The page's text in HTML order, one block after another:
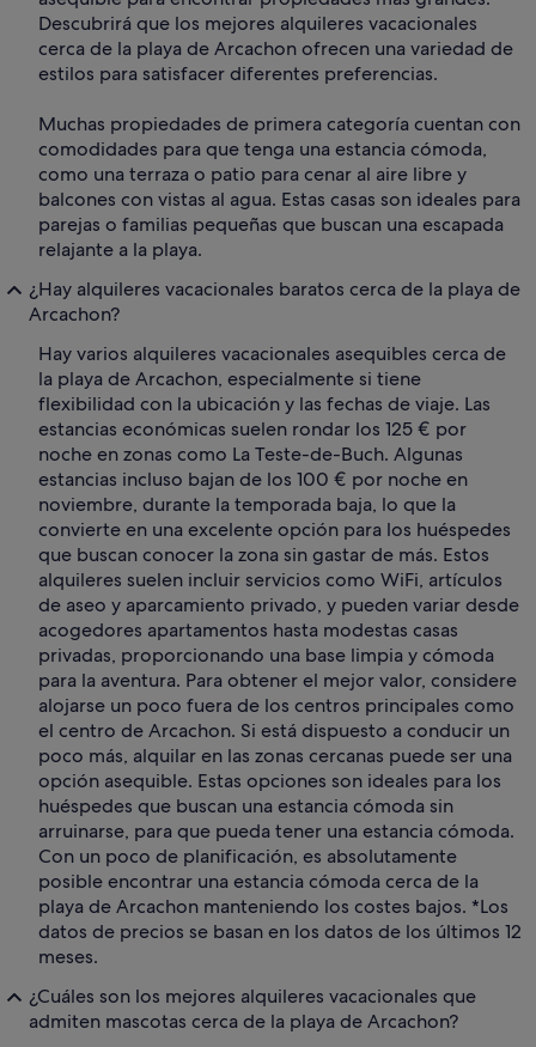
Descubrirá que los mejores alquileres vacacionales
cerca de la playa de Arcachon ofrecen una variedad de
estilos para satisfacer diferentes preferencias.
Muchas propiedades de primera categoría cuentan con
comodidades para que tenga una estancia cómoda,
como una terraza o patio para cenar al aire libre y
balcones con vistas al agua. Estas casas son ideales para
parejas o familias pequeñas que buscan una escapada
relajante a la playa.
¿Hay alquileres vacacionales baratos cerca de la playa de
Arcachon?
Hay varios alquileres vacacionales asequibles cerca de
la playa de Arcachon, especialmente si tiene
flexibilidad con la ubicación y las fechas de viaje. Las
estancias económicas suelen rondar los 125 € por
noche en zonas como La Teste-de-Buch. Algunas
estancias incluso bajan de los 100 € por noche en
noviembre, durante la temporada baja, lo que la
convierte en una excelente opción para los huéspedes
que buscan conocer la zona sin gastar de más. Estos
alquileres suelen incluir servicios como WiFi, artículos
de aseo y aparcamiento privado, y pueden variar desde
acogedores apartamentos hasta modestas casas
privadas, proporcionando una base limpia y cómoda
para la aventura. Para obtener el mejor valor, considere
alojarse un poco fuera de los centros principales como
el centro de Arcachon. Si está dispuesto a conducir un
poco más, alquilar en las zonas cercanas puede ser una
opción asequible. Estas opciones son ideales para los
huéspedes que buscan una estancia cómoda sin
arruinarse, para que pueda tener una estancia cómoda.
Con un poco de planificación, es absolutamente
posible encontrar una estancia cómoda cerca de la
playa de Arcachon manteniendo los costes bajos. *Los
datos de precios se basan en los datos de los últimos 12
meses.
¿Cuáles son los mejores alquileres vacacionales que
admiten mascotas cerca de la playa de Arcachon?